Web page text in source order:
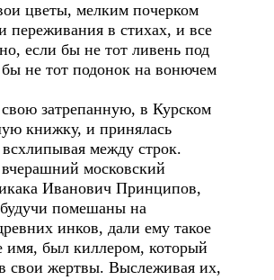
цветы, мелким почерком
переживания в стихах, и все
если бы не тот ливень под
не тот подонок на вонючем
свою затрепанную, в Курском
книжку, и принялась
всхлипывая между строк.
московский
Иванович Принципов,
помешаны на
инков, дали ему такое
имя, был киллером, который
свои жертвы. Выслеживая их,